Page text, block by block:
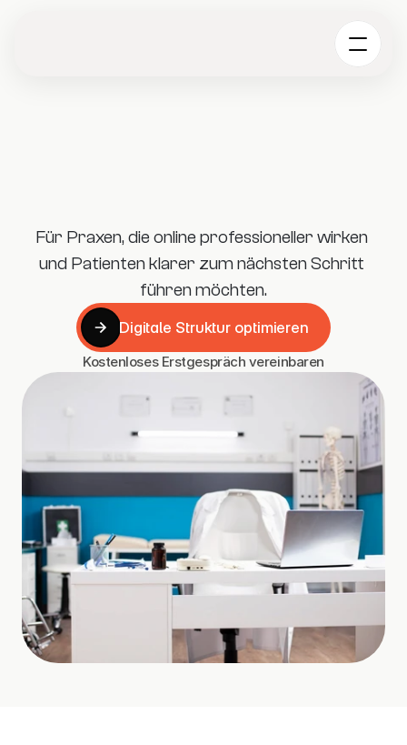
Für Praxen, die online professioneller wirken
und Patienten klarer zum nächsten Schritt
führen möchten.
Digitale Struktur optimieren
Kostenloses Erstgespräch vereinbaren